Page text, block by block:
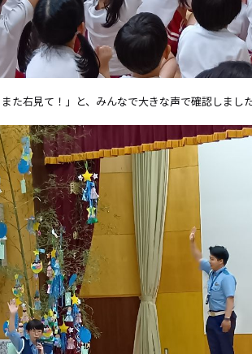
た右見て！」と、みんなで大きな声で確認しました